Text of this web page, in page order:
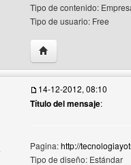
Tipo de contenido:
Tipo de usuario: Free
Visitar sitio web del
14-12-2012, 08:10
Título del mensaje:
Pagina:http://
Tipo de diseño: Estándar